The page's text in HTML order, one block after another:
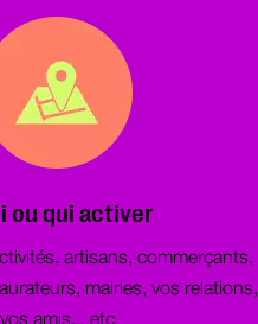
ou qui activer
artisans, commerçants,
mairies, vos relations,
vos amis... etc